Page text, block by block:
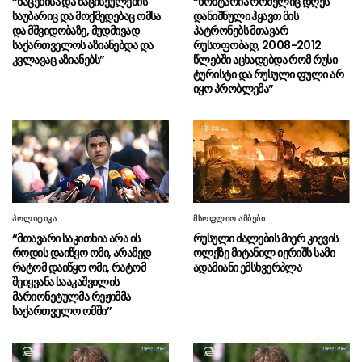
საქართველოს ტერიტორიების 20%-ის
ოკუპაცია და სააკაშვილის და „ნაცმოძრაობის“
ღალატი ვერ გადაფარავს ამ დანაშაულს”
“ანწუხელიძე არის გმირი,
რომელმაც თავი დადო საკუთარი
სააკაშვილი და თავის თავზე დაიბრალა
ანწუხელიძის გმირობა”
08.08 - 11:54“ევროსაბჭოს რეზოლუციაში
წერია, რომ კონფლიქტი ფართომასშტაბიანი
საომარი მოქმედებების ფაზაში გადავიდა
სააკაშვილის რეჟიმის მიერ ცხინვალის
დაბომბვის შემდეგ”
08.08 - 11:52შალვა პაპუაშვილის კომენტარი
(ვიდეო)
08.08 - 11:50“რუსეთ-საქართველოს ომი
რუსეთის ჯარი, როდესაც შესაბამისი
საუბარიც და მოქმედებაც ომსა
და მშვიდობაზე, მუდმივად
საქართველოს აზიანებდა და
კვლავაც აზიანებს”
დანიშნული ჰყავთ მის
პატრონებს მთავარ
რუსოფობად, 2008-2012
წლებში აცხადებდა რომ რუსი
ტურისტი და რუსული ფული არ
იყო პრობლემა”
პოლიტიკა
“მთავარი საკითხია არა ის
როდის დაიწყო ომი, არამედ
რატომ დაიწყო ომი, რატომ
შეიყვანა სააკაშვილის
მარიონეტულმა რეჟიმმა
საქართველო ომში”
მსოფლიო ამბები
რუსული ძალების მიერ კიევის
ოლქზე მიტანილ იერიშს სამი
ადამიანი ემსხვერპლა